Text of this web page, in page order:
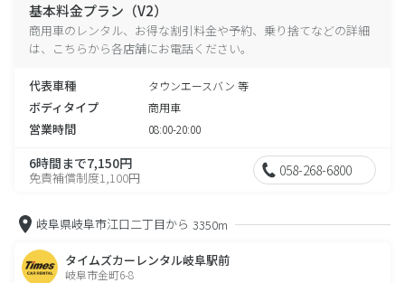
基本料金プラン（V2）
商用車のレンタル、お得な割引料金や予約、乗り捨てなどの詳細
は、こちらから各店舗にお電話ください。
代表車種 タウンエースバン 等
ボディタイプ 商用車
営業時間 08:00-20:00
6時間まで7,150円
免責補償制度1,100円 058-268-6800
岐阜県岐阜市江口二丁目から 3350m
タイムズカーレンタル岐阜駅前
岐阜市金町6-8